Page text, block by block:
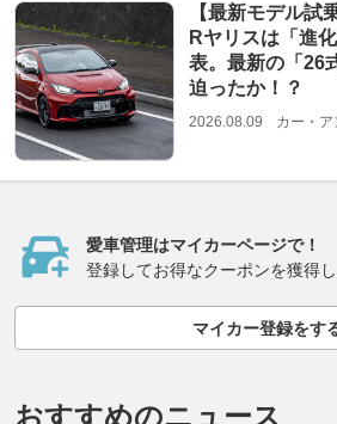
【最新モデル試
Rヤリスは「進
表。最新の「26
迫ったか！？
2026.08.09 カー・
愛車管理はマイカーページで！
登録してお得なクーポンを獲得
マイカー登録をす
おすすめのニュース